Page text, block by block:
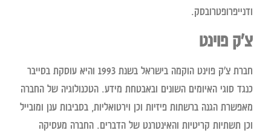
ודנייפרופטרובסק.
צ'ק פוינט
חברת צ'ק פוינט הוקמה בישראל בשנת 1993 והיא עוסקת בסייבר
כנגד סוגי האיומים השונים ובאבטחת מידע. הטכנולוגיה של החברה
מאפשרת הגנה ברשתות פיזיות וכן וירטואליות, בסביבות ענן ומובייל
וכן תשתיות קריטיות והאינטרנט של הדברים. החברה מעסיקה